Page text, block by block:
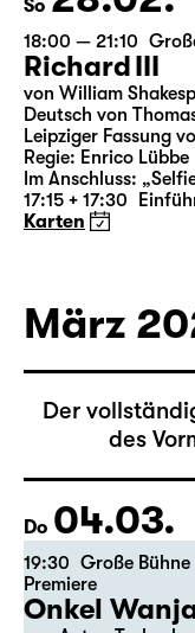
So 28.02.
18:00 — 21:10
Richard III
von William
Deutsch von
Leipziger Fassung
Karten
März
Der
des
Do 04.03.